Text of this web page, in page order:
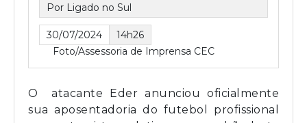
Por Ligado no Sul
30/07/2024
14h26
Foto/Assessoria de Imprensa CEC
O atacante Eder anunciou oficialmente
sua aposentadoria do futebol profissional